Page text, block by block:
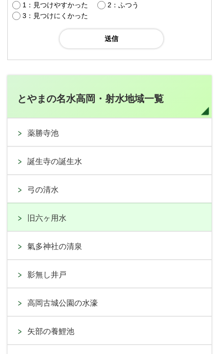
1：見つけやすかった
2：ふつう
3：見つけにくかった
とやまの名水高岡・射水地域一覧
薬勝寺池
誕生寺の誕生水
弓の清水
旧六ヶ用水
氣多神社の清泉
影無し井戸
高岡古城公園の水濠
矢部の養鯉池